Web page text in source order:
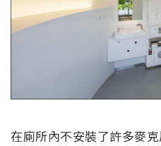
在廁所內不安裝了許多麥